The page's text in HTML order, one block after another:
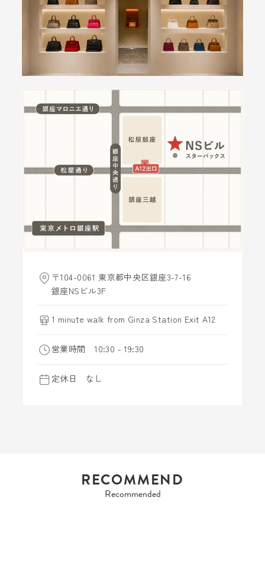
〒104-0061 東京都中央区銀座3-7-16
銀座NSビル3F
1 minute walk from Ginza Station Exit A12
営業時間 10:30 - 19:30
定休日 なし
RECOMMEND
Recommended